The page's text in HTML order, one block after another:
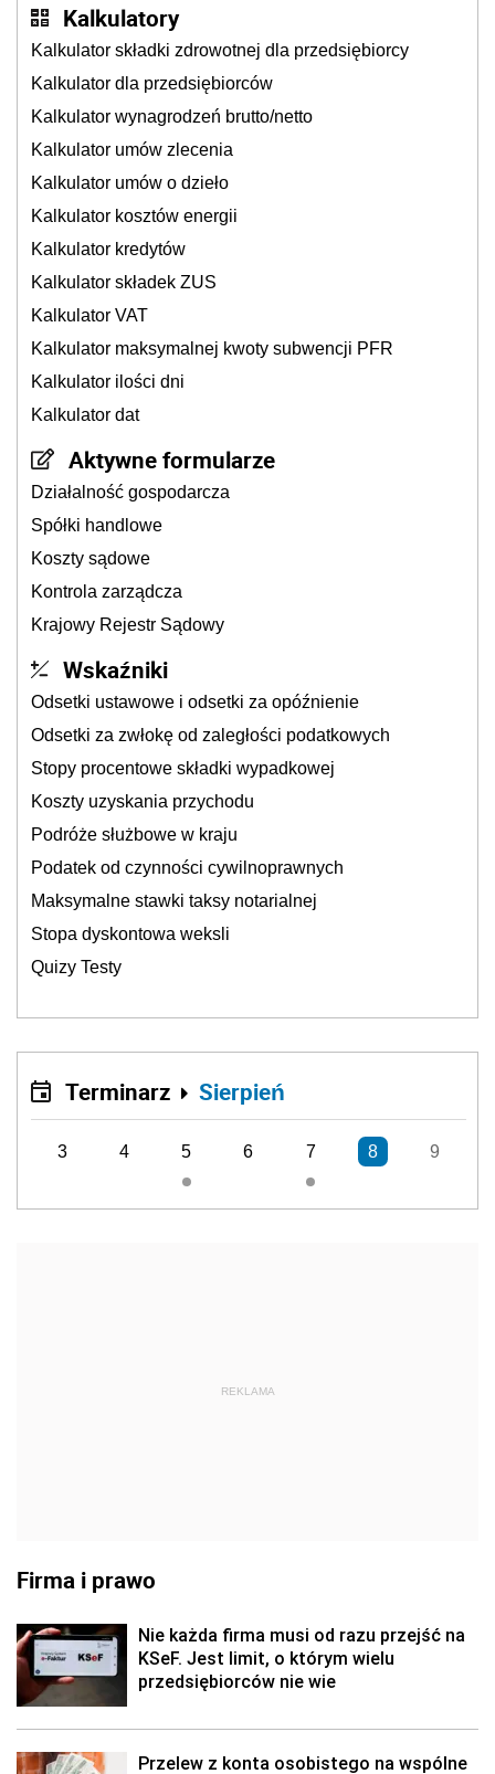
Kalkulatory
Kalkulator składki zdrowotnej dla przedsiębiorcy
Kalkulator dla przedsiębiorców
Kalkulator wynagrodzeń brutto/netto
Kalkulator umów zlecenia
Kalkulator umów o dzieło
Kalkulator kosztów energii
Kalkulator kredytów
Kalkulator składek ZUS
Kalkulator VAT
Kalkulator maksymalnej kwoty subwencji PFR
Kalkulator ilości dni
Kalkulator dat
Aktywne formularze
Działalność gospodarcza
Spółki handlowe
Koszty sądowe
Kontrola zarządcza
Krajowy Rejestr Sądowy
Wskaźniki
Odsetki ustawowe i odsetki za opóźnienie
Odsetki za zwłokę od zaległości podatkowych
Stopy procentowe składki wypadkowej
Koszty uzyskania przychodu
Podróże służbowe w kraju
Podatek od czynności cywilnoprawnych
Maksymalne stawki taksy notarialnej
Stopa dyskontowa weksli
Quizy Testy
Terminarz Sierpień
3 4 5 6 7 8 9
REKLAMA
Firma i prawo
Nie każda firma musi od razu przejść na
KSeF. Jest limit, o którym wielu
przedsiębiorców nie wie
Przelew z konta osobistego na wspólne